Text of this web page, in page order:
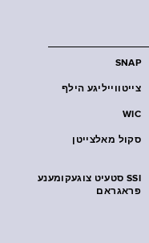
SNAP
צייטווייליגע הילף
WIC
סקול מאלצייטן
SSI סטעיט צוגעקומענע
פראגראם